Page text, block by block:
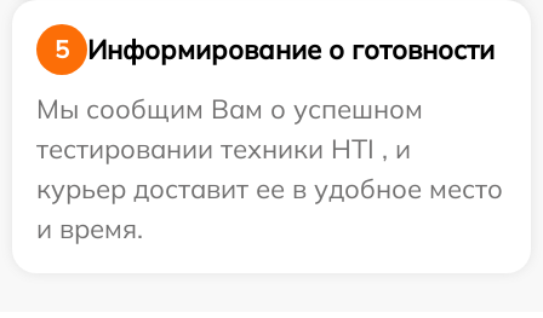
5
Информирование о готовности
Мы сообщим Вам о успешном
тестировании техники HTI , и
курьер доставит ее в удобное место
и время.